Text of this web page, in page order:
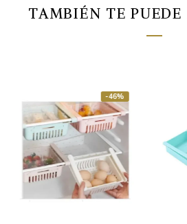
TAMBIÉN TE PUEDE
-46%